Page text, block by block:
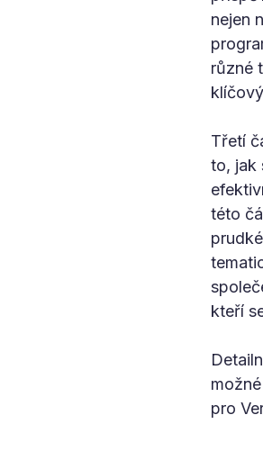
nejen
různé
Třetí
to, jak
této
kteří
pro